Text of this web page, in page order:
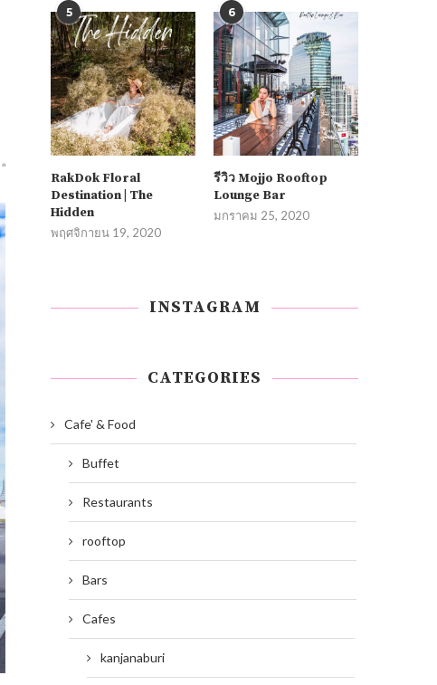
“
5
RakDok Floral
Destination | The
Hidden
พฤศจิกายน 19, 2020
6
รีวิว Mojjo Rooftop
Lounge Bar
มกราคม 25, 2020
INSTAGRAM
CATEGORIES
Cafe' & Food
Buffet
Restaurants
rooftop
Bars
Cafes
kanjanaburi